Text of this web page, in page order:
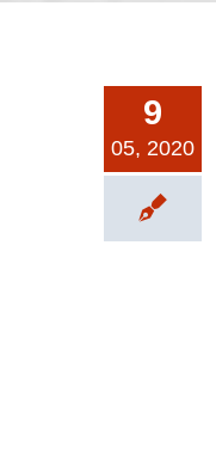
9
05, 2020